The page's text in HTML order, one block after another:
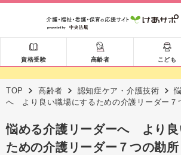
資格受験 高齢者 こども
TOP 高齢者 認知症ケア・介護技術
へ より良い職場にするための介護リーダー７
悩める介護リーダーへ より良
ための介護リーダー７つの勘所